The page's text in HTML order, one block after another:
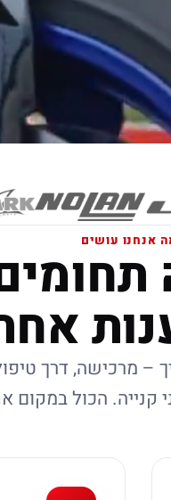
אנחנו עושים
– מרכישה, דרך
קנייה. הכול במקום